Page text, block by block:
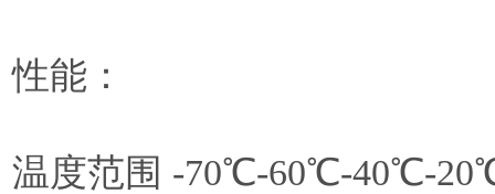
性能：
温度范围 -70℃-60℃-40℃-